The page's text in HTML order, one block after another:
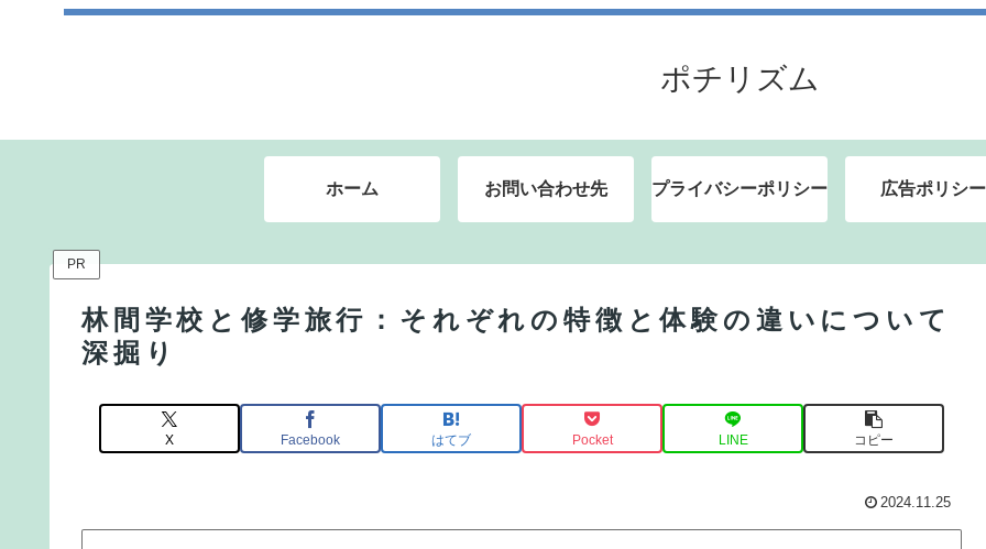
ポチリズム
ホーム お問い合わせ先 プライバシーポリシー 広告ポリシー
PR
林間学校と修学旅行：それぞれの特徴と体験の違いについて
深掘り
X Facebook はてブ Pocket LINE コピー
2024.11.25